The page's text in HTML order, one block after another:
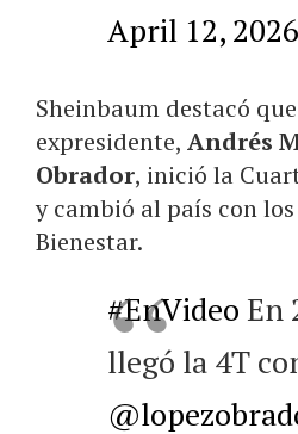
April 12, 2026
Sheinbaum destacó
expresidente, Andrés
Obrador, inició la
y cambió al país con
Bienestar.
#EnVideo En
llegó la 4T